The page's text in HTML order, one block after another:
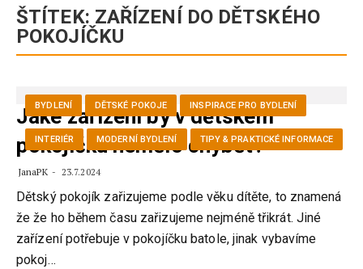
content
ŠTÍTEK: ZAŘÍZENÍ DO DĚTSKÉHO
POKOJÍČKU
BYDLENÍ DĚTSKÉ POKOJE INSPIRACE PRO BYDLENÍ
INTERIÉR MODERNÍ BYDLENÍ TIPY & PRAKTICKÉ INFORMACE
Jaké zařízení by v dětském
pokojíčku nemělo chybět?
JanaPK 23.7.2024
Dětský pokojík zařizujeme podle věku dítěte, to znamená
že že ho během času zařizujeme nejméně třikrát. Jiné
zařízení potřebuje v pokojíčku batole, jinak vybavíme
pokoj…